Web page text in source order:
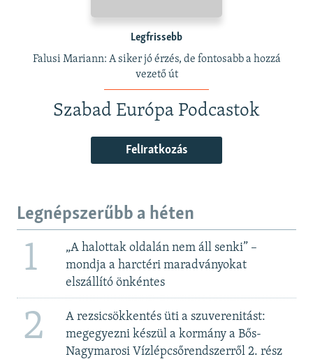
Legfrissebb
Falusi Mariann: A siker jó érzés, de fontosabb a hozzá
vezető út
Szabad Európa Podcastok
Feliratkozás
Legnépszerűbb a héten
1
„A halottak oldalán nem áll senki” –
mondja a harctéri maradványokat
elszállító önkéntes
2
A rezsicsökkentés üti a szuverenitást:
megegyezni készül a kormány a Bős-
Nagymarosi Vízlépcsőrendszerről 2. rész